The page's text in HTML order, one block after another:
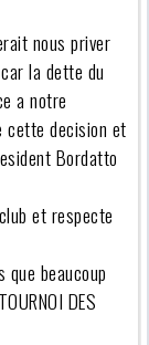
nous priver
la dette du
a notre
cette decision et
Bordatto
et respecte
beaucoup
DES